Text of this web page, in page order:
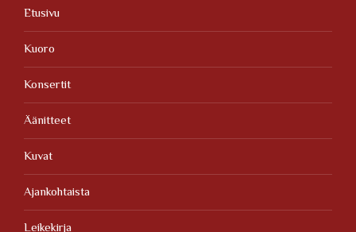
Etusivu
Kuoro
Konsertit
Äänitteet
Kuvat
Ajankohtaista